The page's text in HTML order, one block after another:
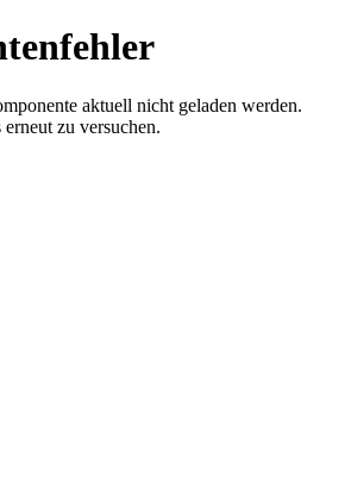
aktuell nicht geladen werden.
zu versuchen.